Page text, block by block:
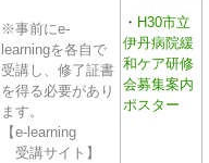
※事前にe-
learningを各自で
受講し、修了証書
を得る必要があり
ます。
【e-learning
受講サイト】
・ H30市立
伊丹病院緩
和ケア研修
会募集案内
ポスター